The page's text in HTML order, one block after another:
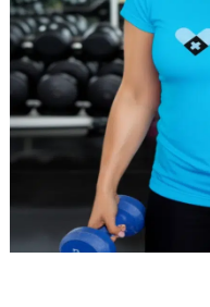
que
é,
para
que
serve?